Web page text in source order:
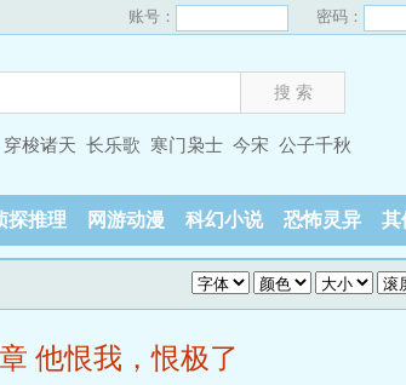
账号： 密码：
穿梭诸天 长乐歌 寒门枭士 今宋 公子千秋
探推理 网游动漫 科幻小说 恐怖灵异 其
他恨我，恨极了